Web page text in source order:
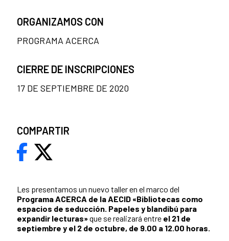
Les presentamos un nuevo taller en el marco del
Programa ACERCA de la AECID «Bibliotecas como
espacios de seducción. Papeles y blandibú para
expandir lecturas»que se realizará entre el 21 de
septiembre y el 2 de octubre, de 9.00 a 12.00 horas.
ORGANIZAMOS CON
PROGRAMA ACERCA
CIERRE DE INSCRIPCIONES
17 DE SEPTIEMBRE DE 2020
COMPARTIR